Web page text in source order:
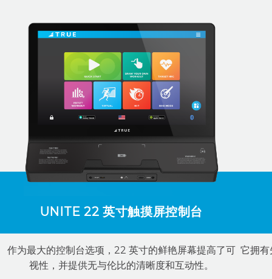
UNITE 22 英寸触摸屏控制台
作为最大的控制台选项，22 英寸的鲜艳屏幕提高了可
视性，并提供无与伦比的清晰度和互动性。
它拥